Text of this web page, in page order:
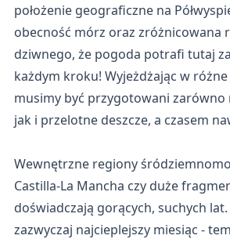
położenie geograficzne na
obecność mórz oraz zróżnicowana
dziwnego, że pogoda potrafi tutaj
każdym kroku! Wyjeżdżając w
musimy być przygotowani zarówno
jak i przelotne deszcze, a czasem
Wewnętrzne regiony
Castilla-La Mancha czy duże
doświadczają gorących, suchych
zazwyczaj najcieplejszy miesiąc -